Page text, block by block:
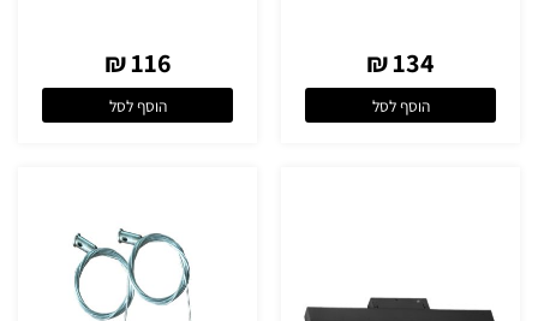
134 ₪
הוסף לסל
116 ₪
הוסף לסל